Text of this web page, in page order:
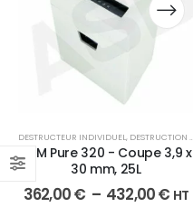
DESTRUCTEUR INDIVIDUEL, DESTRUCTION DE DOCUMENTS
HSM Pure 320 - Coupe 3,9 x
30 mm, 25L
362,00€ – 432,00€ HT